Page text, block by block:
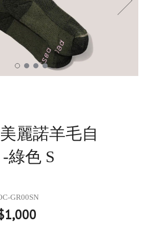
麗諾羊毛自
綠色 S
GR00SN